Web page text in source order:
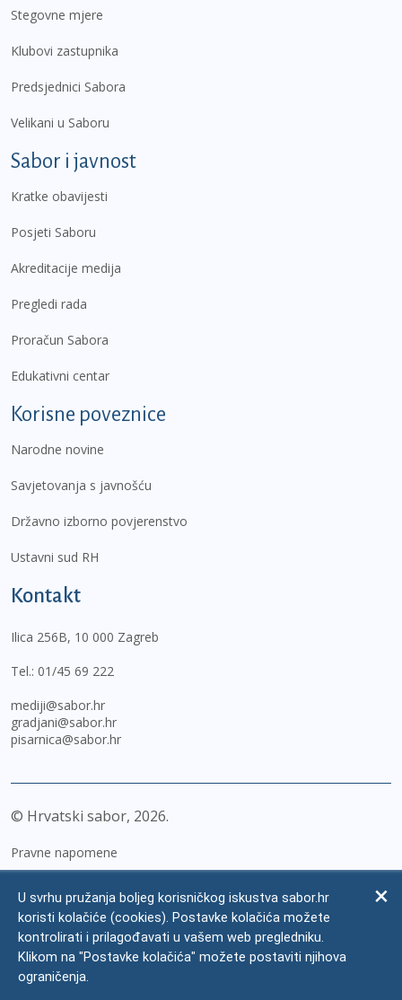
Stegovne mjere
Klubovi zastupnika
Predsjednici Sabora
Velikani u Saboru
Sabor i javnost
Kratke obavijesti
Posjeti Saboru
Akreditacije medija
Pregledi rada
Proračun Sabora
Edukativni centar
Korisne poveznice
Narodne novine
Savjetovanja s javnošću
Državno izborno povjerenstvo
Ustavni sud RH
Kontakt
Ilica 256B, 10 000 Zagreb
Tel.: 01/45 69 222
mediji@sabor.hr
gradjani@sabor.hr
pisarnica@sabor.hr
© Hrvatski sabor, 2026
Pravne napomene
Zaštita osobnih podataka
Impressum
Česta pitanja
U svrhu pružanja boljeg korisničkog iskustva sabor.hr
koristi kolačiće (cookies). Postavke kolačića možete
kontrolirati i prilagođavati u vašem web pregledniku.
Klikom na "Postavke kolačića" možete postaviti njihova
ograničenja.